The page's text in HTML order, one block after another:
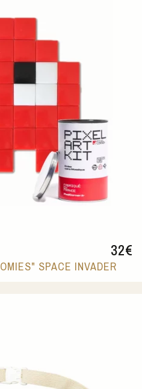
32€
SPACE INVADER